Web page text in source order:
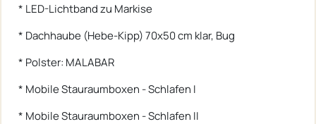
* LED-Lichtband zu Markise
* Dachhaube (Hebe-Kipp) 70x50 cm klar, Bug
* Polster: MALABAR
* Mobile Stauraumboxen - Schlafen I
* Mobile Stauraumboxen - Schlafen II